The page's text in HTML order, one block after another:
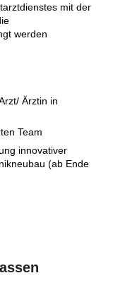
mit der
werden
Ärztin in
Team
innovativer
(ab Ende